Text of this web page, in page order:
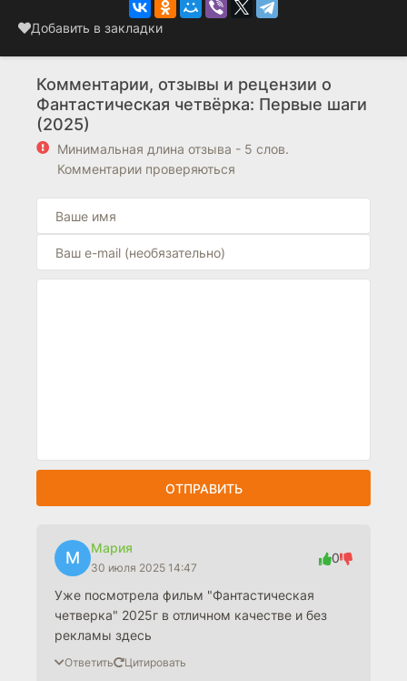
Добавить в закладки
Комментарии, отзывы и рецензии о
Фантастическая четвёрка: Первые шаги
(2025)
Минимальная длина отзыва - 5 слов.
Комментарии проверяються
ОТПРАВИТЬ
М
Мария
30 июля 2025 14:47
0
Уже посмотрела фильм "Фантастическая
четверка" 2025г в отличном качестве и без
рекламы здесь
Ответить Цитировать